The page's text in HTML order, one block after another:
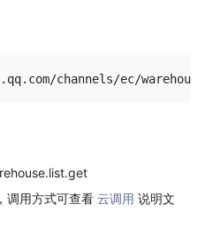
调用方式可查看 云调用 说明文